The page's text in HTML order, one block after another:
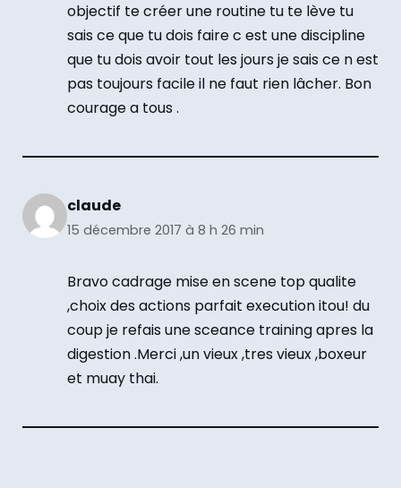
objectif te créer une routine tu te lève tu
sais ce que tu dois faire c est une discipline
que tu dois avoir tout les jours je sais ce n est
pas toujours facile il ne faut rien lâcher. Bon
courage a tous .
claude
15 décembre 2017 à 8 h 26 min
Bravo cadrage mise en scene top qualite
,choix des actions parfait execution itou! du
coup je refais une sceance training apres la
digestion .Merci ,un vieux ,tres vieux ,boxeur
et muay thai.